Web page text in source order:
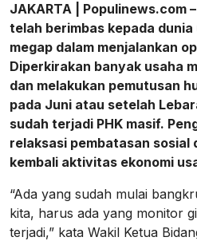
JAKARTA | Populinews.com
telah berimbas kepada
megap dalam menjalankan
Diperkirakan banyak usaha
dan melakukan pemutusan
pada Juni atau setelah
sudah terjadi PHK masif.
relaksasi pembatasan sosial
kembali aktivitas ekonomi
“Ada yang sudah mulai
kita, harus ada yang monitor
terjadi,” kata Wakil Ketua